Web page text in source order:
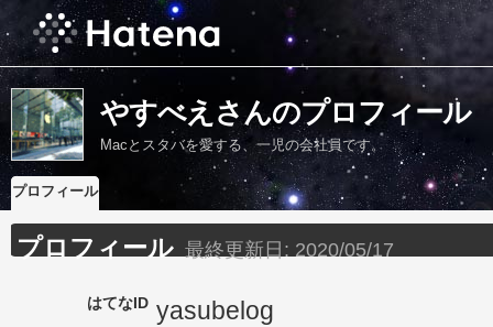
やすべえさんのプロフィール
Macとスタバを愛する、一児の会社員です。
プロフィール
プロフィール 最終更新日: 2020/05/17
はてなID yasubelog